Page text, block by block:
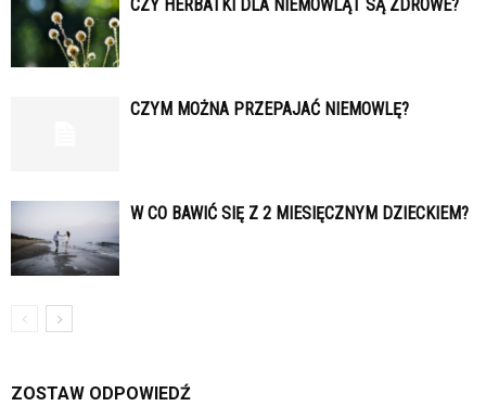
CZY HERBATKI DLA NIEMOWLĄT SĄ ZDROWE?
CZYM MOŻNA PRZEPAJAĆ NIEMOWLĘ?
W CO BAWIĆ SIĘ Z 2 MIESIĘCZNYM DZIECKIEM?
ZOSTAW ODPOWIEDŹ